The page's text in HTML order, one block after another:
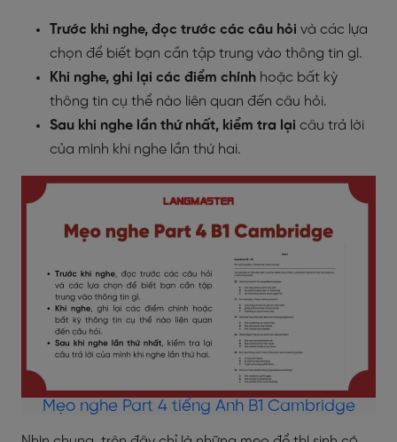
Trước khi nghe, đọc trước các câu hỏi và các lựa
chọn để biết bạn cần tập trung vào thông tin gì.
Khi nghe, ghi lại các điểm chính hoặc bất kỳ
thông tin cụ thể nào liên quan đến câu hỏi.
Sau khi nghe lần thứ nhất, kiểm tra lại câu trả lời
của mình khi nghe lần thứ hai.
Mẹo nghe Part 4 tiếng Anh B1 Cambridge